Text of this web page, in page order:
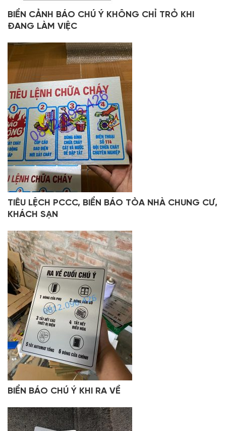
BIỂN CẢNH BÁO CHÚ Ý KHÔNG CHỈ TRỎ KHI
ĐANG LÀM VIỆC
TIÊU LỆCH PCCC, BIỂN BÁO TÒA NHÀ CHUNG CƯ,
KHÁCH SẠN
BIỂN BÁO CHÚ Ý KHI RA VỀ